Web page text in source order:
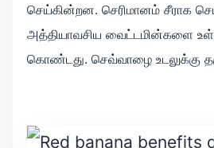
செய்கின்றன. செரிமானம் சீராக
அத்தியாவசிய வைட்டமின்களை
கொண்டது. செவ்வாழை உடலுக்கு